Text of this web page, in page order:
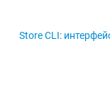
Store CLI: